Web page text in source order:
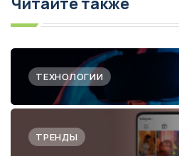
ТЕХНОЛОГИИ
ТРЕНДЫ